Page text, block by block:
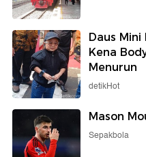
Daus Mini
Kena
Menurun
detikHot
Mason
Sepakbola